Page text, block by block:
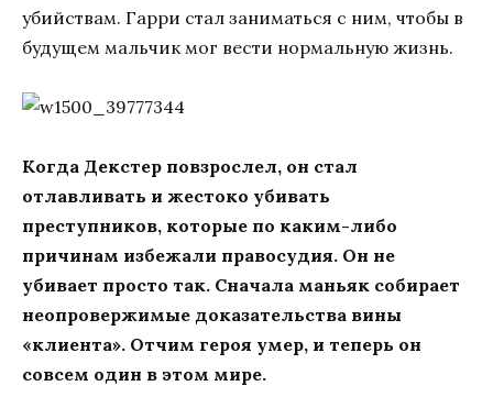
убийствам. Гарри стал заниматься с ним, чтобы в
будущем мальчик мог вести нормальную жизнь.
Когда Декстер повзрослел, он стал
отлавливать и жестоко убивать
преступников, которые по каким-либо
причинам избежали правосудия. Он не
убивает просто так. Сначала маньяк собирает
неопровержимые доказательства вины
«клиента». Отчим героя умер, и теперь он
совсем один в этом мире.